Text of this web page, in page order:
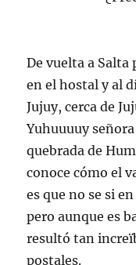
De vuelta a
en el hostal y al
Jujuy, cerca de
Yuhuuuuy
quebrada de
conoce cómo el
es que no se si
pero aunque es
resultó tan
postales.